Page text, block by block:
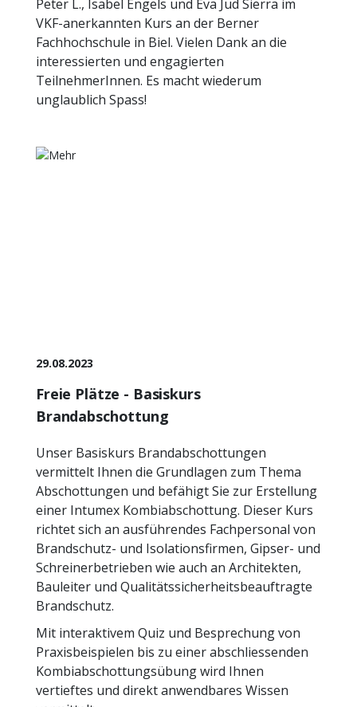
Peter L., Isabel Engels und Eva Jud Sierra im
VKF-anerkannten Kurs an der Berner
Fachhochschule in Biel. Vielen Dank an die
interessierten und engagierten
TeilnehmerInnen. Es macht wiederum
unglaublich Spass!
29.08.2023
Freie Plätze - Basiskurs
Brandabschottung
Unser Basiskurs Brandabschottungen
vermittelt Ihnen die Grundlagen zum Thema
Abschottungen und befähigt Sie zur Erstellung
einer Intumex Kombiabschottung. Dieser Kurs
richtet sich an ausführendes Fachpersonal von
Brandschutz- und Isolationsfirmen, Gipser- und
Schreinerbetrieben wie auch an Architekten,
Bauleiter und Qualitätssicherheitsbeauftragte
Brandschutz.
Mit interaktivem Quiz und Besprechung von
Praxisbeispielen bis zu einer abschliessenden
Kombiabschottungsübung wird Ihnen
vertieftes und direkt anwendbares Wissen